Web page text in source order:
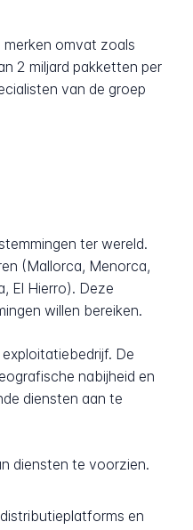
omvat zoals
2 miljard pakketten per
van de groep
ter wereld.
(Mallorca, Menorca,
El Hierro). Deze
willen bereiken.
De
nabijheid en
diensten aan te
diensten te voorzien.
en